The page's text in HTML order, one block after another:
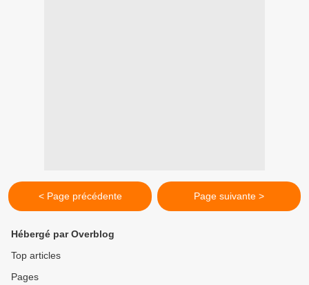
< Page précédente Page suivante >
Hébergé par Overblog
Top articles
Pages